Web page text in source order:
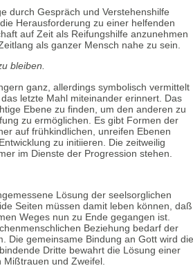
durch Gespräch und Verstehenshilfe
Herausforderung zu einer helfenden
auf Zeit als Reifungshilfe anzunehmen
als ganzer Mensch nahe zu sein.
bleiben.
ganz, allerdings symbolisch vermittelt
letzte Mahl miteinander erinnert. Das
Ebene zu finden, um den anderen zu
zu ermöglichen. Es gibt Formen der
auf frühkindlichen, unreifen Ebenen
zu initiieren. Die zeitweilig
im Dienste der Progression stehen.
Lösung der seelsorglichen
Seiten müssen damit leben können, daß
Weges nun zu Ende gegangen ist.
Beziehung bedarf der
Die gemeinsame Bindung an Gott wird die
Dritte bewahrt die Lösung einer
Mißtrauen und Zweifel.